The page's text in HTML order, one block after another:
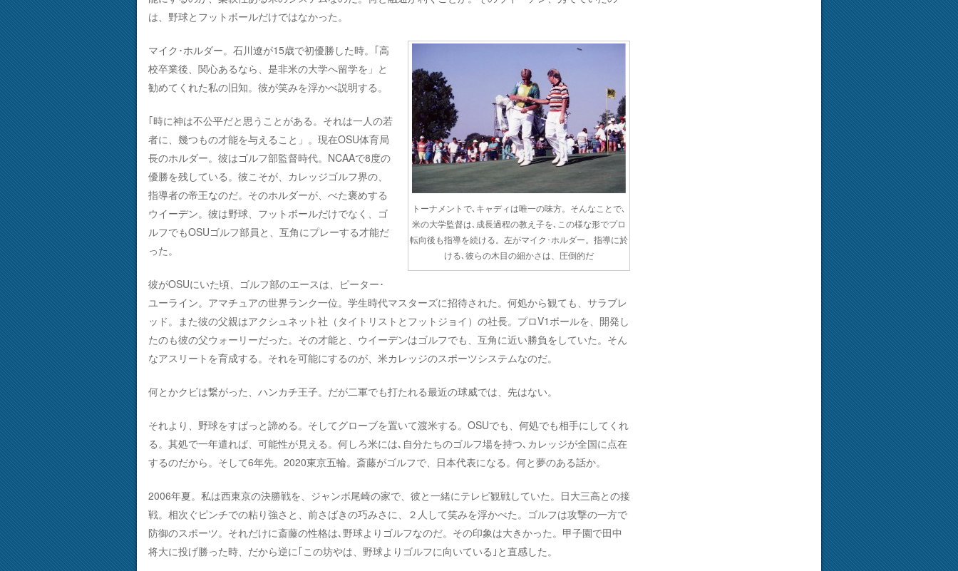
は、野球とフットボールだけではなかった。
トーナメントで､キャディは唯一の味方。そんなことで､
米の大学監督は､成長過程の教え子を､この様な形でプロ
転向後も指導を続ける。左がマイク･ホルダー。指導に於
ける､彼らの木目の細かさは、圧倒的だ
マイク･ホルダー。石川遼が15歳で初優勝した時。｢高
校卒業後、関心あるなら、是非米の大学へ留学を」と
勧めてくれた私の旧知。彼が笑みを浮かべ説明する。
｢時に神は不公平だと思うことがある。それは一人の若
者に、幾つもの才能を与えること」。現在OSU体育局
長のホルダー。彼はゴルフ部監督時代。NCAAで8度の
優勝を残している。彼こそが、カレッジゴルフ界の、
指導者の帝王なのだ。そのホルダーが、べた褒めする
ウイーデン。彼は野球、フットボールだけでなく、ゴ
ルフでもOSUゴルフ部員と、互角にプレーする才能だ
った。
彼がOSUにいた頃、ゴルフ部のエースは、ピーター･
ユーライン。アマチュアの世界ランク一位。学生時代マスターズに招待された。何処から観ても、サラブレ
ッド。また彼の父親はアクシュネット社（タイトリストとフットジョイ）の社長。プロV1ボールを、開発し
たのも彼の父ウォーリーだった。その才能と、ウイーデンはゴルフでも、互角に近い勝負をしていた。そん
なアスリートを育成する。それを可能にするのが、米カレッジのスポーツシステムなのだ。
何とかクビは繋がった、ハンカチ王子。だが二軍でも打たれる最近の球威では、先はない。
それより、野球をすぱっと諦める。そしてグローブを置いて渡米する。OSUでも、何処でも相手にしてくれ
る。其処で一年遣れば、可能性が見える。何しろ米には､自分たちのゴルフ場を持つ､カレッジが全国に点在
するのだから。そして6年先。2020東京五輪。斎藤がゴルフで、日本代表になる。何と夢のある話か。
2006年夏。私は西東京の決勝戦を、ジャンボ尾崎の家で、彼と一緒にテレビ観戦していた。日大三高との接
戦。相次ぐピンチでの粘り強さと、前さばきの巧みさに、２人して笑みを浮かべた。ゴルフは攻撃の一方で
防御のスポーツ。それだけに斎藤の性格は､野球よりゴルフなのだ。その印象は大きかった。甲子園で田中
将大に投げ勝った時、だから逆に｢この坊やは、野球よりゴルフに向いている｣と直感した。